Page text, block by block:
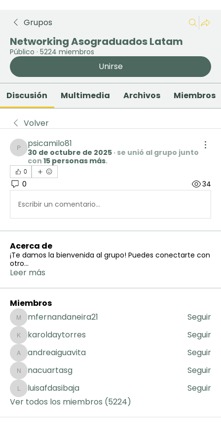
Grupos
Networking Asograduados Latam
Público · 5224 miembros
Unirse
Discusión Multimedia Archivos Miembros
Volver
psicamilo81
psicamilo81
30 de octubre de 2025 · se unió al grupo junto
con 15 personas más.
0
0 34
Escribir un comentario...
Acerca de
¡Te damos la bienvenida al grupo! Puedes conectarte con
otro...
Leer más
Miembros
mfernandaneira21
mfernandaneira21 Seguir
karoldaytorres
karoldaytorres Seguir
andreaiguavita
andreaiguavita Seguir
nacuartasg
nacuartasg Seguir
luisafdasibaja
luisafdasibaja
Seguir
Ver todos los miembros (5224)